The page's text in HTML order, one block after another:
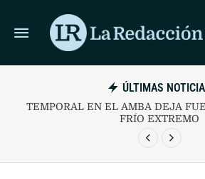
ÚLTIMAS
SANTIAGO BAUSILI DESCARTA
DEUDORES